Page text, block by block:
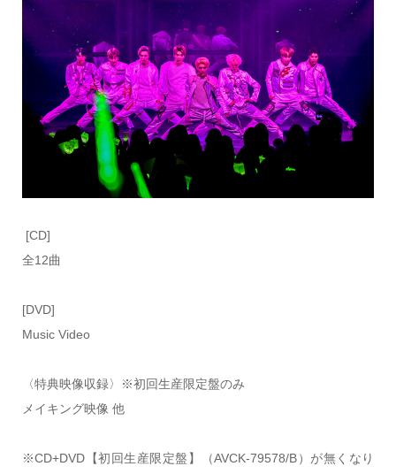
[CD]
全12曲
[DVD]
Music Video
〈特典映像収録〉※初回生産限定盤のみ
メイキング映像 他
※CD+DVD【初回生産限定盤】（AVCK-79578/B）が無くなり